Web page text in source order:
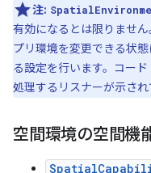
注:
有効になるとは限りませ
プリ環境を変更できる状
る設定を行います。コー
処理するリスナーが示され
空間環境の空間機